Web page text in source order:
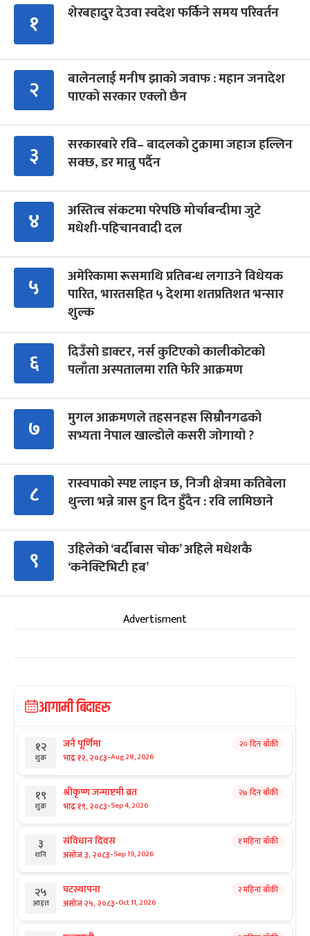
१ शेरबहादुर देउवा स्वदेश फर्किने समय परिवर्तन
२
बालेनलाई मनीष झाको जवाफ : महान जनादेश
पाएको सरकार एक्लो छैन
३
सरकारबारे रवि– बादलको टुक्रामा जहाज हल्लिन
सक्छ, डर मान्नु पर्दैन
४
अस्तित्व संकटमा परेपछि मोर्चाबन्दीमा जुटे
मधेशी-पहिचानवादी दल
५
अमेरिकामा रूसमाथि प्रतिबन्ध लगाउने विधेयक
पारित, भारतसहित ५ देशमा शतप्रतिशत भन्सार
शुल्क
६
दिउँसो डाक्टर, नर्स कुटिएको कालीकोटको
पलाँता अस्पतालमा राति फेरि आक्रमण
७
मुगल आक्रमणले तहसनहस सिम्रौनगढको
सभ्यता नेपाल खाल्डोले कसरी जोगायो ?
८
रास्वपाको स्पष्ट लाइन छ, निजी क्षेत्रमा कतिबेला
थुन्ला भन्ने त्रास हुन दिन हुँदैन : रवि लामिछाने
९
उहिलेको ‘बर्दीबास चोक’ अहिले मधेशकै
‘कनेक्टिभिटी हब’
Advertisment
आगामी बिदाहरु
१२
शुक्र
जनै पूर्णिमा
भाद्र १२, २०८३-Aug 28, 2026
२० दिन बाँकी
१९
शुक्र
श्रीकृष्ण जन्माष्टमी व्रत
भाद्र १९, २०८३-Sep 4, 2026
२७ दिन बाँकी
३
शनि
संविधान दिवस
असोज ३, २०८३-Sep 19, 2026
१ महिना बाँकी
२५
आइत
घटस्थापना
असोज २५, २०८३-Oct 11, 2026
२ महिना बाँकी